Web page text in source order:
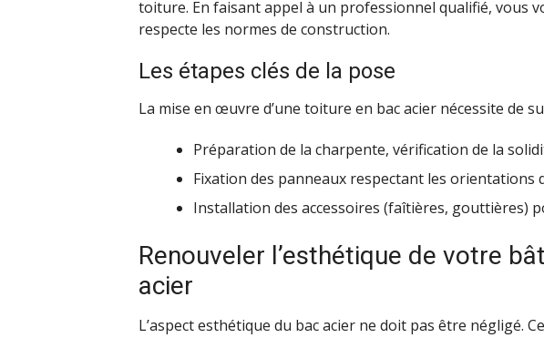
toiture. En faisant appel à un professionnel qualifié, vous
respecte les normes de construction.
Les étapes clés de la pose
La mise en œuvre d’une toiture en bac acier nécessite de
Préparation de la charpente, vérification de la
Fixation des panneaux respectant les orientations
Installation des accessoires (faîtières, gouttières)
Renouveler l’esthétique de votre
acier
L’aspect esthétique du bac acier ne doit pas être négligé.